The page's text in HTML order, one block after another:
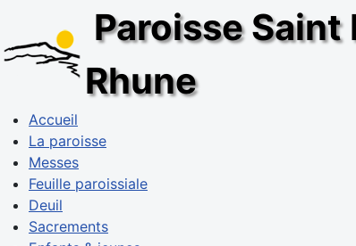
Paroisse Saint
Rhune
Accueil
La paroisse
Messes
Feuille paroissiale
Deuil
Sacrements